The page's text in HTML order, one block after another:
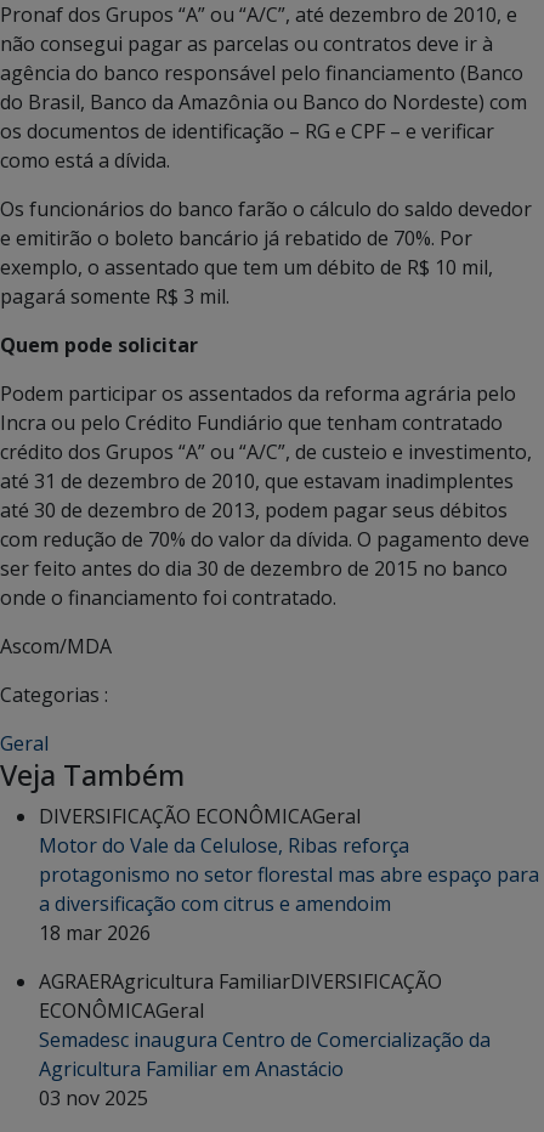
Pronaf dos Grupos “A” ou “A/C”, até dezembro de 2010, e
não consegui pagar as parcelas ou contratos deve ir à
agência do banco responsável pelo financiamento (Banco
do Brasil, Banco da Amazônia ou Banco do Nordeste) com
os documentos de identificação – RG e CPF – e verificar
como está a dívida.
Os funcionários do banco farão o cálculo do saldo devedor
e emitirão o boleto bancário já rebatido de 70%. Por
exemplo, o assentado que tem um débito de R$ 10 mil,
pagará somente R$ 3 mil.
Quem pode solicitar
Podem participar os assentados da reforma agrária pelo
Incra ou pelo Crédito Fundiário que tenham contratado
crédito dos Grupos “A” ou “A/C”, de custeio e investimento,
até 31 de dezembro de 2010, que estavam inadimplentes
até 30 de dezembro de 2013, podem pagar seus débitos
com redução de 70% do valor da dívida. O pagamento deve
ser feito antes do dia 30 de dezembro de 2015 no banco
onde o financiamento foi contratado.
Ascom/MDA
Categorias :
Geral
Veja Também
DIVERSIFICAÇÃO ECONÔMICAGeral
Motor do Vale da Celulose, Ribas reforça
protagonismo no setor florestal mas abre espaço para
a diversificação com citrus e amendoim
18 mar 2026
AGRAERAgricultura FamiliarDIVERSIFICAÇÃO
ECONÔMICAGeral
Semadesc inaugura Centro de Comercialização da
Agricultura Familiar em Anastácio
03 nov 2025